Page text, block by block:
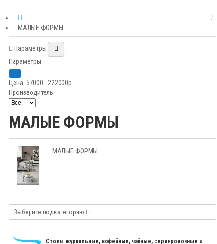
МАЛЫЕ ФОРМЫ
Параметры
Параметры
Цена 57000 -222000р.
Производитель
МАЛЫЕ ФОРМЫ
МАЛЫЕ ФОРМЫ
Выберите подкатегорию
Столы журнальные, кофейные, чайные, сервировочные и